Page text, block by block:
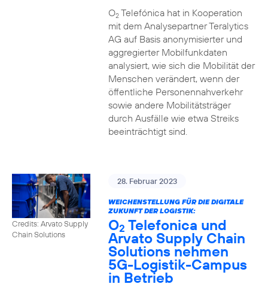
O2Telefónica hat in Kooperation
mit dem Analysepartner Teralytics
AG auf Basis anonymisierter und
aggregierter Mobilfunkdaten
analysiert, wie sich die Mobilität der
Menschen verändert, wenn der
öffentliche Personennahverkehr
sowie andere Mobilitätsträger
durch Ausfälle wie etwa Streiks
beeinträchtigt sind.
Credits: Arvato Supply
Chain Solutions
28. Februar 2023
WEICHENSTELLUNG FÜR DIE DIGITALE
ZUKUNFT DER LOGISTIK:
O2 Telefonica und
Arvato Supply Chain
Solutions nehmen
5G-Logistik-Campus
in Betrieb